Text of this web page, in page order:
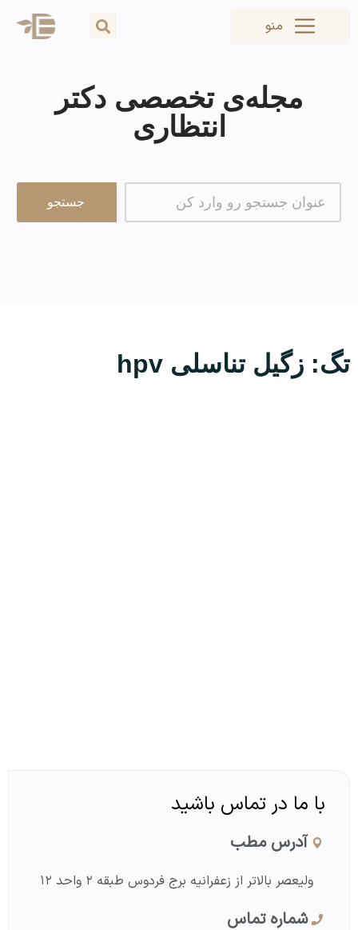
منو
مجله‌ی تخصصی دکتر
انتظاری
تگ: زگیل تناسلی hpv
با ما در تماس باشید
آدرس مطب
ولیعصر بالاتر از زعفرانیه برج فردوس طبقه ۲ واحد ۱۲
شماره تماس